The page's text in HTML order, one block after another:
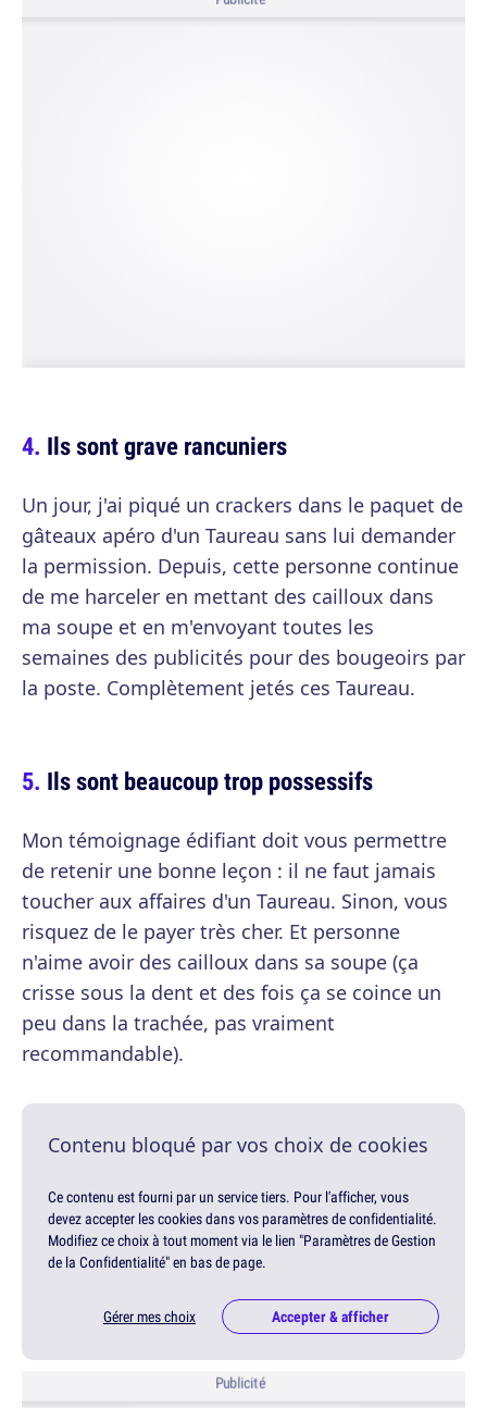
Ils sont grave rancuniers
Un jour, j'ai piqué un crackers dans le paquet de
gâteaux apéro d'un Taureau sans lui demander
la permission. Depuis, cette personne continue
de me harceler en mettant des cailloux dans
ma soupe et en m'envoyant toutes les
semaines des publicités pour des bougeoirs par
la poste. Complètement jetés ces Taureau.
Ils sont beaucoup trop possessifs
Mon témoignage édifiant doit vous permettre
de retenir une bonne leçon : il ne faut jamais
toucher aux affaires d'un Taureau. Sinon, vous
risquez de le payer très cher. Et personne
n'aime avoir des cailloux dans sa soupe (ça
crisse sous la dent et des fois ça se coince un
peu dans la trachée, pas vraiment
recommandable).
Contenu bloqué par vos choix de cookies
Ce contenu est fourni par un service tiers. Pour l'afficher, vous
devez accepter les cookies dans vos paramètres de confidentialité.
Modifiez ce choix à tout moment via le lien "Paramètres de Gestion
de la Confidentialité" en bas de page.
Gérer mes choix Accepter & afficher
Publicité